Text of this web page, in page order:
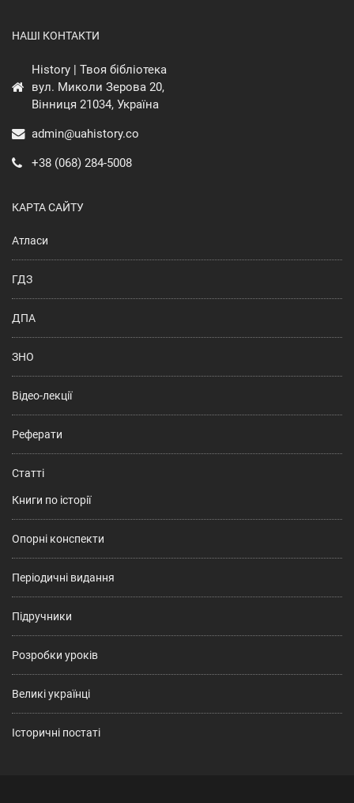
НАШІ КОНТАКТИ
History | Твоя бібліотека
вул. Миколи Зерова 20,
Вінниця 21034, Україна
admin@uahistory.co
+38 (068) 284-5008
КАРТА САЙТУ
Атласи
ГДЗ
ДПА
ЗНО
Відео-лекції
Реферати
Статті
Книги по історії
Опорні конспекти
Періодичні видання
Підручники
Розробки уроків
Великі українці
Історичні постаті